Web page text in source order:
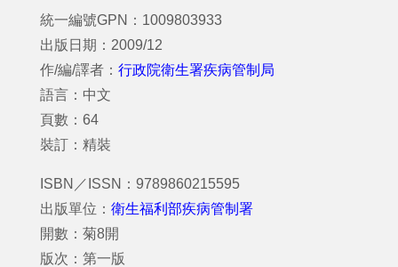
統一編號GPN：1009803933
出版日期：2009/12
作/編/譯者： 行政院衛生署疾病管制局
語言：中文
頁數：64
裝訂：精裝
ISBN／ISSN：9789860215595
出版單位： 衛生福利部疾病管制署
開數：菊8開
版次：第一版